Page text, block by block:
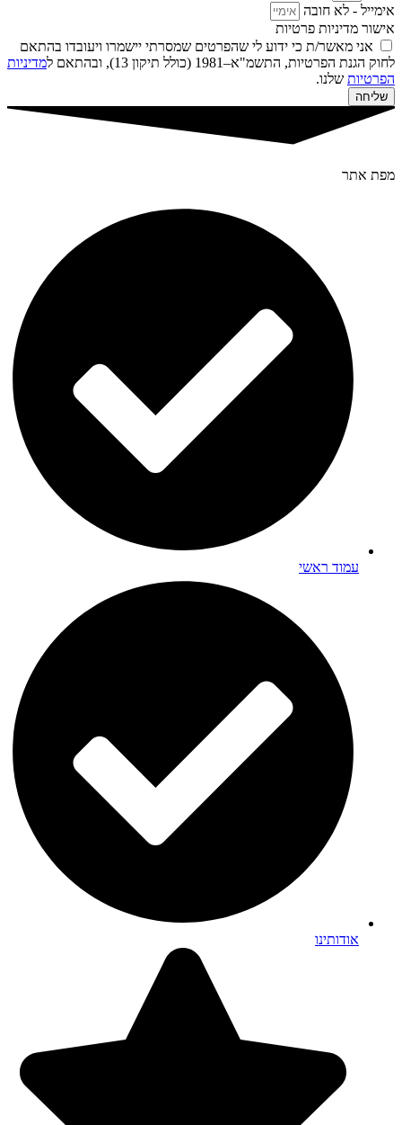
אימייל - לא חובה
אישור מדיניות פרטיות
אני מאשר/ת כי ידוע לי שהפרטים שמסרתי יישמרו ויעובדו בהתאם
לחוק הגנת הפרטיות, התשמ"א–1981 (כולל תיקון 13), ובהתאם ל
מדיניות
הפרטיות שלנו.
שליחה
מפת אתר
עמוד ראשי
אודותינו